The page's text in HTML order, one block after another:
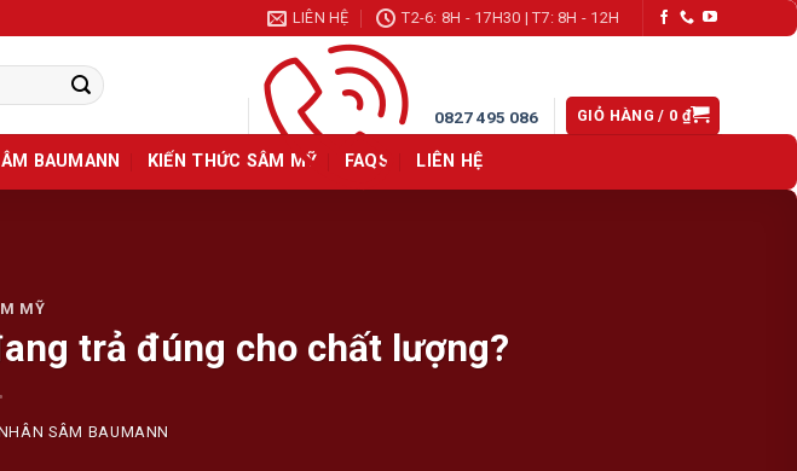
LIÊN HỆ T2-6: 8H - 17H30 | T7: 8H - 12H
0827 495 086 GIỎ HÀNG / 0₫
BAUMANN KIẾN THỨC SÂM MỸ FAQS LIÊN HỆ
MỸ
trả đúng cho chất lượng?
SÂM BAUMANN